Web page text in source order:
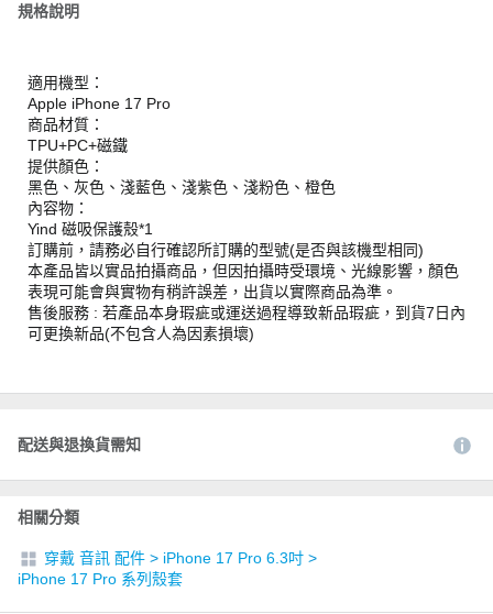
規格說明
適用機型：
Apple iPhone 17 Pro
商品材質：
TPU+PC+磁鐵
提供顏色：
黑色、灰色、淺藍色、淺紫色、淺粉色、橙色
內容物：
Yind 磁吸保護殼*1
訂購前，請務必自行確認所訂購的型號(是否與該機型相同)
本產品皆以實品拍攝商品，但因拍攝時受環境、光線影響，顏色
表現可能會與實物有稍許誤差，出貨以實際商品為準。
售後服務 : 若產品本身瑕疵或運送過程導致新品瑕疵，到貨7日內
可更換新品(不包含人為因素損壞)
配送與退換貨需知
相關分類
穿戴 音訊 配件 > iPhone 17 Pro 6.3吋 >
iPhone 17 Pro 系列殼套